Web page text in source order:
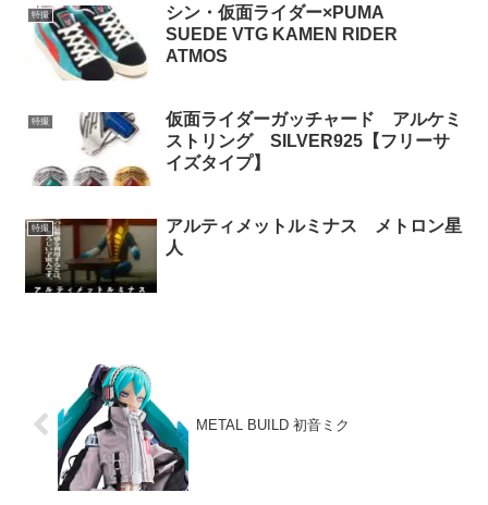
特撮
シン・仮面ライダー×PUMA
SUEDE VTG KAMEN RIDER
ATMOS
特撮
仮面ライダーガッチャード アルケミ
ストリング SILVER925【フリーサ
イズタイプ】
特撮
アルティメットルミナス メトロン星
人
METAL BUILD 初音ミク